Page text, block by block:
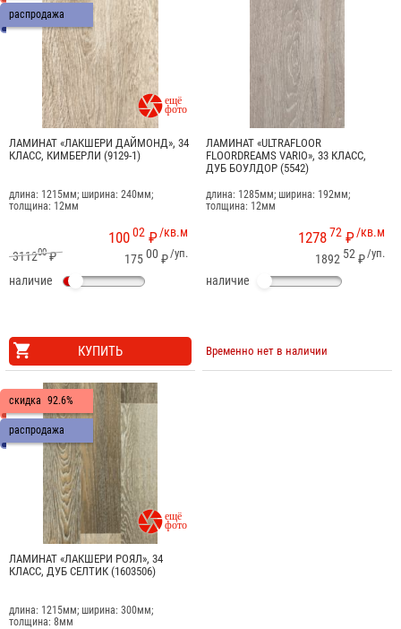
распродажа

ЛАМИНАТ «ЛАКШЕРИ ДАЙМОНД», 34
КЛАСС, КИМБЕРЛИ (9129-1)
длина: 1215мм; ширина: 240мм;
толщина: 12мм
/кв.м
10002 ₽
311200₽ /уп.
17500 ₽
наличие
КУПИТЬ
ЛАМИНАТ «ULTRAFLOOR
FLOORDREAMS VARIO», 33 КЛАСС,
ДУБ БОУЛДОР (5542)
длина: 1285мм; ширина: 192мм;
толщина: 12мм
/кв.м
127872 ₽
/уп.
1892 52 ₽
наличие
Временно нет в наличии
скидка 92.6%
распродажа

ЛАМИНАТ «ЛАКШЕРИ РОЯЛ», 34
КЛАСС, ДУБ СЕЛТИК (1603506)
длина: 1215мм; ширина: 300мм;
толщина: 8мм